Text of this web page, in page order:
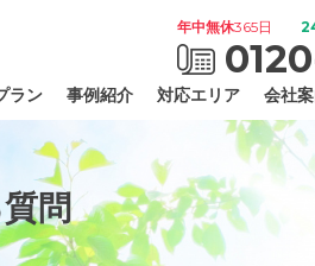
ラン 事例紹介 対応エリア 会社
年中無休365日
問